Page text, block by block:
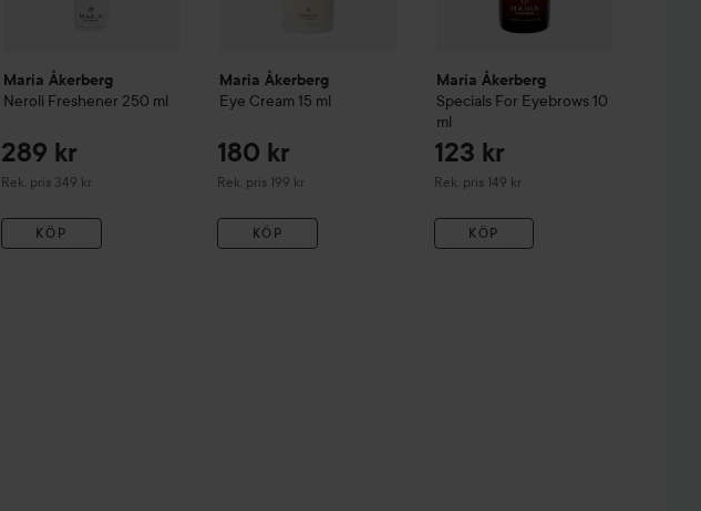
Maria Åkerberg
Neroli Freshener 250 ml
289 kr
Rek. pris 349 kr
Rekommenderat pris 349 kr
KÖP
Maria Åkerberg
Eye Cream 15 ml
180 kr
Rek. pris 199 kr
Rekommenderat pris 199 kr
KÖP
Maria Åkerberg
Specials For Eyebrows 10
ml
123 kr
Rek. pris 149 kr
Rekommenderat pris 149 kr
KÖP